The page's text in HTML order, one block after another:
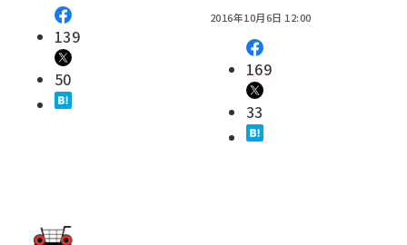
139
50
2016年10月6日 12:00
169
33